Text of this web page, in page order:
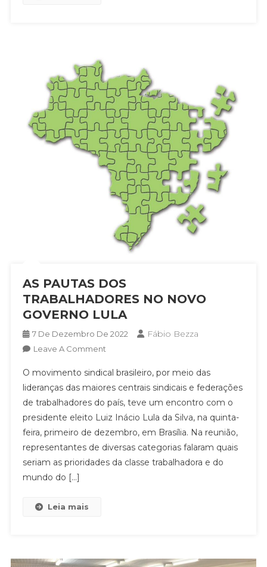
AS PAUTAS DOS
TRABALHADORES NO NOVO
GOVERNO LULA
7 De Dezembro De 2022 Fábio Bezza
Leave A CommentOn
PAUTAS
DOS
TRABALHADORES
NO
NOVO
GOVERNO
LULA
O movimento sindical brasileiro, por meio das
lideranças das maiores centrais sindicais e federações
de trabalhadores do país, teve um encontro com o
presidente eleito Luiz Inácio Lula da Silva, na quinta-
feira, primeiro de dezembro, em Brasília. Na reunião,
representantes de diversas categorias falaram quais
seriam as prioridades da classe trabalhadora e do
mundo do […]
Leia mais